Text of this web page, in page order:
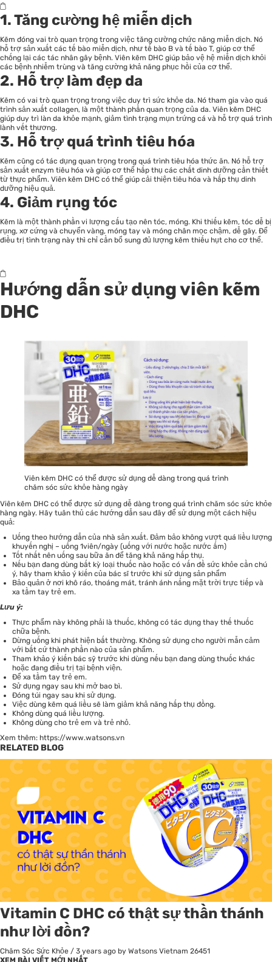
1. Tăng cường hệ miễn dịch
Kẽm đóng vai trò quan trọng trong việc tăng cường chức năng miễn dịch. Nó
hỗ trợ sản xuất các tế bào miễn dịch, như tế bào B và tế bào T, giúp cơ thể
chống lại các tác nhân gây bệnh. Viên kẽm DHC giúp bảo vệ hệ miễn dịch khỏi
các bệnh nhiễm trùng và tăng cường khả năng phục hồi của cơ thể.
2. Hỗ trợ làm đẹp da
Kẽm có vai trò quan trọng trong việc duy trì sức khỏe da. Nó tham gia vào quá
trình sản xuất collagen, là một thành phần quan trọng của da. Viên kẽm DHC
giúp duy trì làn da khỏe mạnh, giảm tình trạng mụn trứng cá và hỗ trợ quá trình
lành vết thương.
3. Hỗ trợ quá trình tiêu hóa
Kẽm cũng có tác dụng quan trọng trong quá trình tiêu hóa thức ăn. Nó hỗ trợ
sản xuất enzym tiêu hóa và giúp cơ thể hấp thụ các chất dinh dưỡng cần thiết
từ thực phẩm. Viên kẽm DHC có thể giúp cải thiện tiêu hóa và hấp thụ dinh
dưỡng hiệu quả.
4. Giảm rụng tóc
Kẽm là một thành phần vi lượng cấu tạo nên tóc, móng. Khi thiếu kẽm, tóc dễ bị
rụng, xơ cứng và chuyển vàng, móng tay và móng chân mọc chậm, dễ gãy. Để
điều trị tình trạng này thì chỉ cần bổ sung đủ lượng kẽm thiếu hụt cho cơ thể.
Hướng dẫn sử dụng viên kẽm
DHC
Viên kẽm DHC có thể được sử dụng dễ dàng trong quá trình
chăm sóc sức khỏe hàng ngày
Viên kẽm DHC có thể được sử dụng dễ dàng trong quá trình chăm sóc sức khỏe
hàng ngày. Hãy tuân thủ các hướng dẫn sau đây để sử dụng một cách hiệu
quả:
Uống theo hướng dẫn của nhà sản xuất. Đảm bảo không vượt quá liều lượng
khuyến nghị – uống 1viên/ngày (uống với nước hoặc nước ấm)
Tốt nhất nên uống sau bữa ăn để tăng khả năng hấp thụ.
Nếu bạn đang dùng bất kỳ loại thuốc nào hoặc có vấn đề sức khỏe cần chú
ý, hãy tham khảo ý kiến của bác sĩ trước khi sử dụng sản phẩm
Bảo quản ở nơi khô ráo, thoáng mát, tránh ánh nắng mặt trời trực tiếp và
xa tầm tay trẻ em.
Lưu ý:
Thực phẩm này không phải là thuốc, không có tác dụng thay thế thuốc
chữa bệnh.
Dừng uống khi phát hiện bất thường. Không sử dụng cho người mẫn cảm
với bất cứ thành phần nào của sản phẩm.
Tham khảo ý kiến bác sỹ trước khi dùng nếu bạn đang dùng thuốc khác
hoặc đang điều trị tại bệnh viện.
Để xa tầm tay trẻ em.
Sử dụng ngay sau khi mở bao bì.
Đóng túi ngay sau khi sử dụng.
Việc dùng kẽm quá liều sẽ làm giảm khả năng hấp thụ đồng.
Không dùng quá liều lượng.
Không dùng cho trẻ em và trẻ nhỏ.
Xem thêm: https://www.watsons.vn
RELATED BLOG
Vitamin C DHC có thật sự thần thánh
như lời đồn?
Chăm Sóc Sức Khỏe / 3 years ago by Watsons Vietnam 26451
XEM BÀI VIẾT MỚI NHẤT